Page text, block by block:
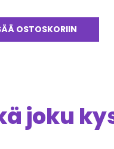
OSTOSKORIIN
joku